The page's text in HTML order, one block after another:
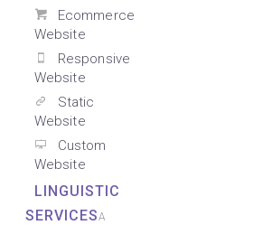
Ecommerce
Website
Responsive
Website
Static
Website
Custom
Website
LINGUISTIC
SERVICESA